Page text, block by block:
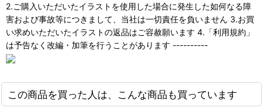
2.ご購入いただいたイラストを使用した場合に発生した如何なる障
害および事故等につきまして、当社は一切責任を負いません 3.お買
い求めいただいたイラストの返品はご容赦願います 4.「利用規約」
は予告なく改編・加筆を行うことがあります ----------
この商品を買った人は、こんな商品も買っています